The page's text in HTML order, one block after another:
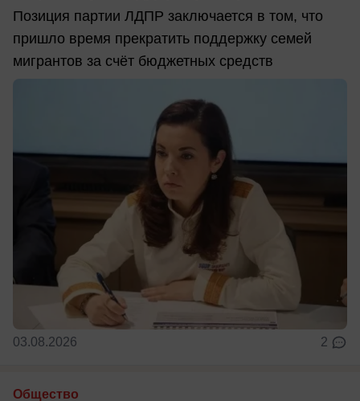
Позиция партии ЛДПР заключается в том, что
пришло время прекратить поддержку семей
мигрантов за счёт бюджетных средств
03.08.2026 2
Общество